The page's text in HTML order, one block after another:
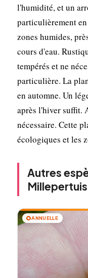
l'humidité, et un
particulièrement
zones humides,
cours d'eau.
tempérés et ne
particulière. La
en automne. Un
après l'hiver suffit.
nécessaire. Cette
écologiques et les
Autres
Millepertuis
🌻ANNUELLE